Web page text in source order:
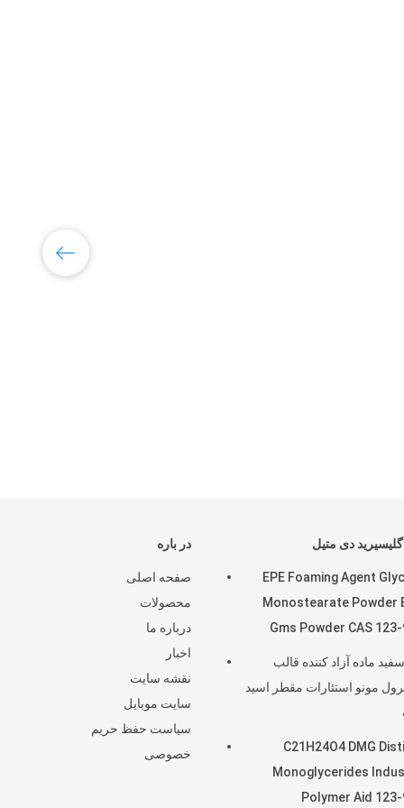
در باره
صفحه اصلی
محصولات
درباره ما
اخبار
نقشه سایت
سایت موبایل
سیاست حفظ حریم
خصوصی
دی متیل
EPE Foaming Agent
Monostearate Powder
Gms Powder CAS
ماده آزاد کننده قالب
مونو استئارات مقطر اسید
C21H24O4 DMG
Monoglycerides
Polymer Aid